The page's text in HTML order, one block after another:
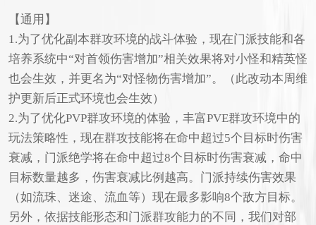
【通用】
1.为了优化副本群攻环境的战斗体验，现在门派技能和各
培养系统中“对首领伤害增加”相关效果将对小怪和精英怪
也会生效，并更名为“对怪物伤害增加”。（此改动本周维
护更新后正式环境也会生效）
2.为了优化PVP群攻环境的体验，丰富PVE群攻环境中的
玩法策略性，现在群攻技能将在命中超过5个目标时伤害
衰减，门派绝学将在命中超过8个目标时伤害衰减，命中
目标数量越多，伤害衰减比例越高。门派持续伤害效果
（如流珠、迷途、流血等）现在最多影响8个敌方目标。
另外，依据技能形态和门派群攻能力的不同，我们对部